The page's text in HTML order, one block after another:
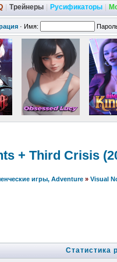
Трейнеры Русификаторы
· Имя:
+ Third Crisis
игры, Adventure » Visual
Статистика